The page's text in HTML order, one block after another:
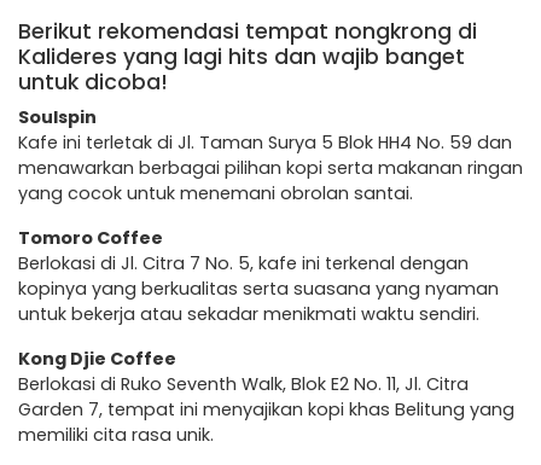
Berikut rekomendasi tempat nongkrong di
Kalideres yang lagi hits dan wajib banget
untuk dicoba!
Soulspin
Kafe ini terletak di Jl. Taman Surya 5 Blok HH4 No. 59 dan
menawarkan berbagai pilihan kopi serta makanan ringan
yang cocok untuk menemani obrolan santai.
Tomoro Coffee
Berlokasi di Jl. Citra 7 No. 5, kafe ini terkenal dengan
kopinya yang berkualitas serta suasana yang nyaman
untuk bekerja atau sekadar menikmati waktu sendiri.
Kong Djie Coffee
Berlokasi di Ruko Seventh Walk, Blok E2 No. 11, Jl. Citra
Garden 7, tempat ini menyajikan kopi khas Belitung yang
memiliki cita rasa unik.